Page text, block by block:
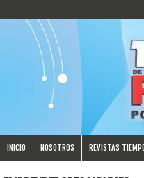
INICIO NOSOTROS REVISTAS